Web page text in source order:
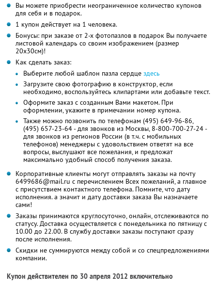
Вы можете приобрести неограниченное количество купонов
для себя и в подарок.
1 купон действует на 1 человека.
Бонусы: при заказе от 2-х фотопазлов в подарок Вы получаете
листовой календарь со своим изображением (размер
20х30см)!
Как сделать заказ:
Выберите любой шаблон пазла сердце здесь
Загрузите свою фотографию в конструктор, если
необходимо, воспользуйтесь клипартами или добавьте текст.
Оформите заказ с созданным Вами макетом. При
оформлении, укажите в примечании номер купона.
Также можно позвонить по телефонам (495) 649-96-86,
(495) 657-23-64 - для звонков из Москвы, 8-800-700-27-24 -
для звонков из регионов России (в т.ч. с мобильных
телефонов) менеджеры с удовольствием ответят на все
вопросы, выслушают все пожелания, и предложат
максимально удобный способ получения заказа.
Корпоративные клиенты могут отправлять заказы на почту
6499686@mail.ru с перечислением Всех пожеланий, а главное
с присутствием контактного телефона. Помните, что дату
исполнения. а значит и дату доставки заказа Вы назначаете
сами!
Заказы принимаются круглосуточно, онлайн, отслеживаются по
статусу. Доставка осуществляется с понедельника по пятницу с
10.00 до 22.00. В службу доставки заказы поступают сразу
после исполнения.
Скидки не суммируются между собой и со спецпредложениями
компании.
Купон действителен по 30 апреля 2012 включительно